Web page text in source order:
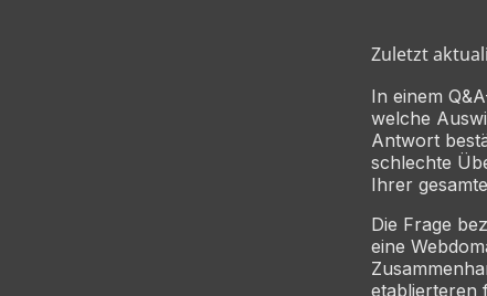
Zuletzt
In einem
welche
Antwort
schlechte
Ihrer
Die Frage
eine
etablierteren